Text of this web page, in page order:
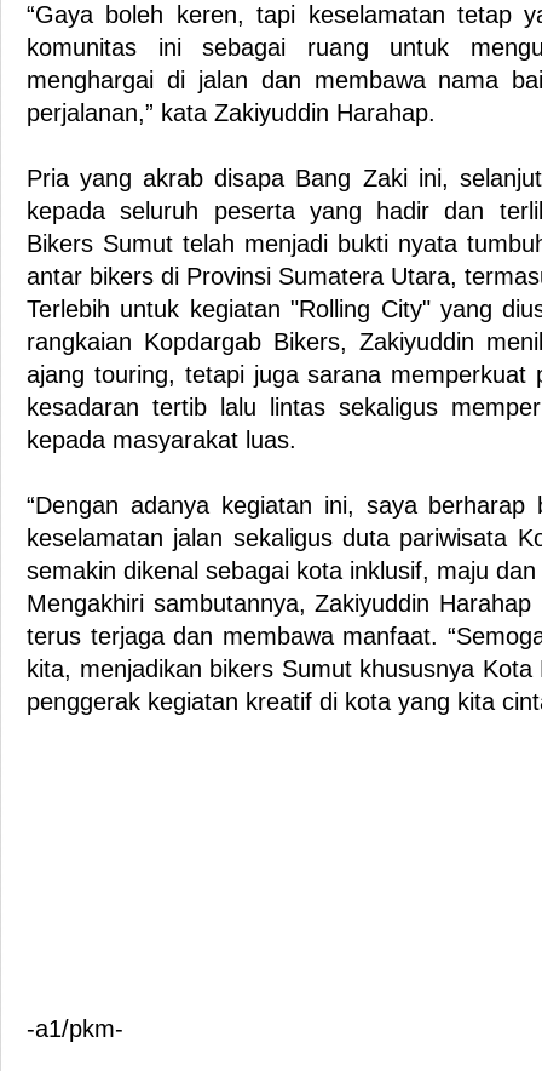
“Gaya boleh keren, tapi keselamatan tetap
komunitas ini sebagai ruang untuk
menghargai di jalan dan membawa nama
perjalanan,” kata Zakiyuddin Harahap.
Pria yang akrab disapa Bang Zaki ini,
kepada seluruh peserta yang hadir dan
Bikers Sumut telah menjadi bukti nyata
antar bikers di Provinsi Sumatera Utara,
Terlebih untuk kegiatan "Rolling City" yang
rangkaian Kopdargab Bikers, Zakiyuddin
ajang touring, tetapi juga sarana memperkuat
kesadaran tertib lalu lintas sekaligus
kepada masyarakat luas.
“Dengan adanya kegiatan ini, saya
keselamatan jalan sekaligus duta pariwisata
semakin dikenal sebagai kota inklusif, maju
Mengakhiri sambutannya, Zakiyuddin
terus terjaga dan membawa manfaat.
kita, menjadikan bikers Sumut khususnya
penggerak kegiatan kreatif di kota yang kita
-a1/pkm-